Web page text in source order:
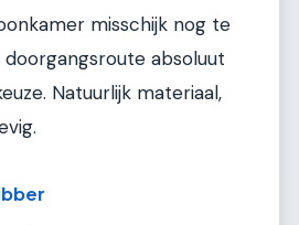
misschijk nog te
absoluut
Natuurlijk materiaal,